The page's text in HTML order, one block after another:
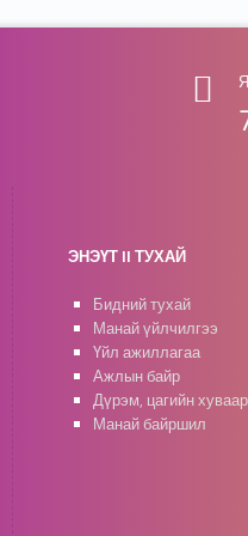
ЭНЭҮТ II ТУХАЙ
Бидний тухай
Манай үйлчилгээ
Үйл ажиллагаа
Ажлын байр
Дүрэм, цагийн
Манай байршил